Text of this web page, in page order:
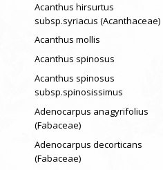
Acanthus hirsurtus
subsp.syriacus (Acanthaceae)
Acanthus mollis
Acanthus spinosus
Acanthus spinosus
subsp.spinosissimus
Adenocarpus anagyrifolius
(Fabaceae)
Adenocarpus decorticans
(Fabaceae)